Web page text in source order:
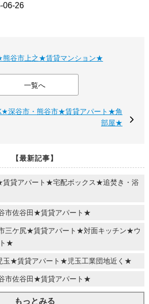
26
谷市上之★賃貸マンション★
一覧へ
深谷市・熊谷市★賃貸アパート★角
部屋★
【最新記事】
貸アパート★宅配ボックス★追焚き・浴
市佐谷田★賃貸アパート★
ケ尻★賃貸アパート★対面キッチン★ウ
ト★
★賃貸アパート★児玉工業団地近く★
市佐谷田★賃貸アパート★
もっとみる